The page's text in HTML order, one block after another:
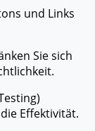
und Links
Sie sich
Effektivität.